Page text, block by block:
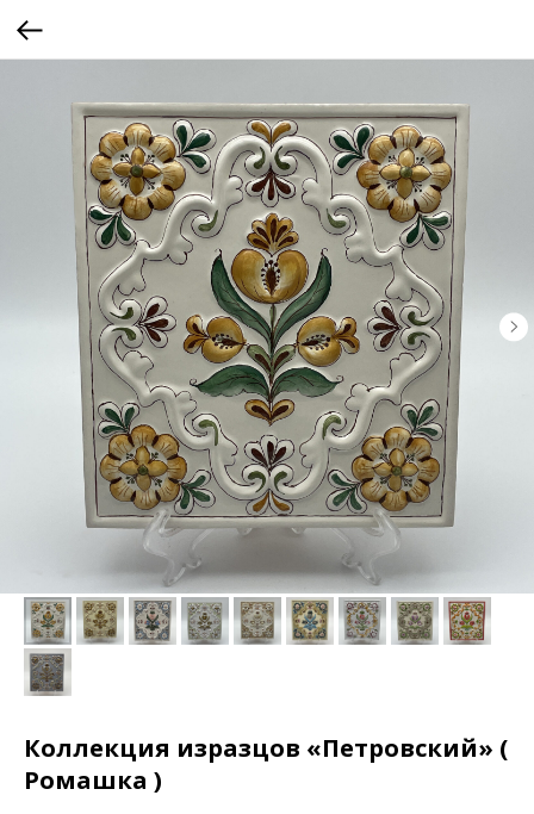
Коллекция изразцов «Петровский» (
Ромашка )